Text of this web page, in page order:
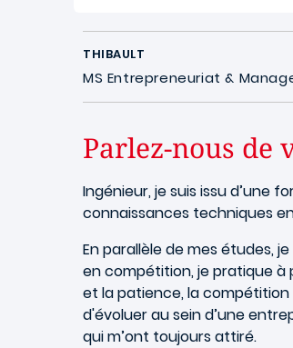
THIBAULT
MS Entrepreneuriat &
Parlez-nous de
Ingénieur, je suis issu d’une
connaissances techniques
En parallèle de mes études,
en compétition, je pratique à
et la patience, la compétition
d'évoluer au sein d’une
qui m’ont toujours attiré.